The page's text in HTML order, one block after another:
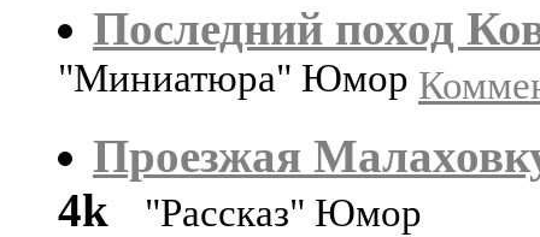
Последний поход
"Миниатюра" Юмор
Проезжая
4k
"Рассказ" Юмор